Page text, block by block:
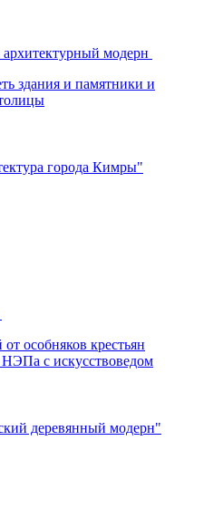
модерн
здания и памятники и
особняков крестьян
с искусствоведом